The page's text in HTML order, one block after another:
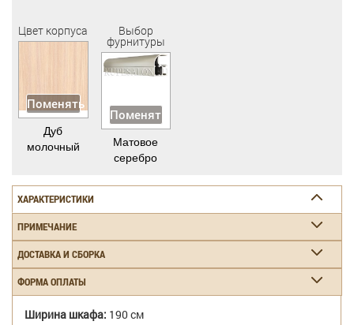
Цвет корпуса
Поменять
Дуб
молочный
Выбор
фурнитуры
Поменять
Матовое
серебро
ХАРАКТЕРИСТИКИ
ПРИМЕЧАНИЕ
ДОСТАВКА И СБОРКА
ФОРМА ОПЛАТЫ
Ширина шкафа: 190 см